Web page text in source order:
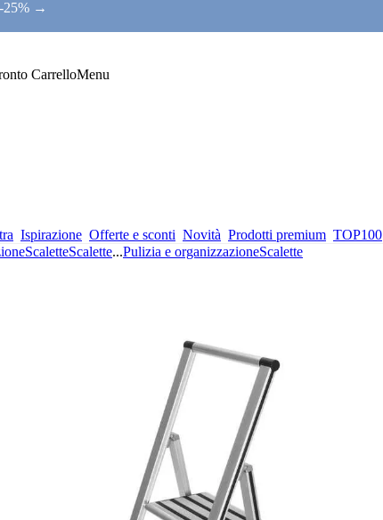
25% →
CarrelloMenu
Ispirazione Offerte e sconti Novità Prodotti premium TOP100
ScaletteScalette...Pulizia e organizzazioneScalette